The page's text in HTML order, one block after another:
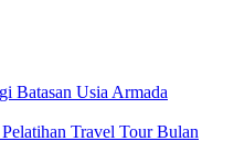
Batasan Usia Armada
Travel Tour Bulan